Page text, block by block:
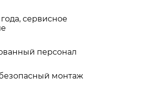
сервисное
персонал
монтаж